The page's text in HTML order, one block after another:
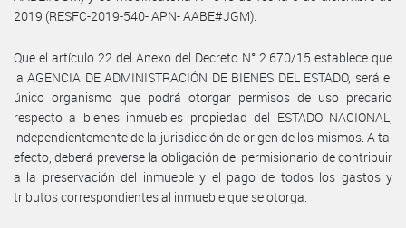
2019 (RESFC-2019-540- APN- AABE#JGM).
Que el artículo 22 del Anexo del Decreto N° 2.670/15 establece que
la AGENCIA DE ADMINISTRACIÓN DE BIENES DEL ESTADO, será el
único organismo que podrá otorgar permisos de uso precario
respecto a bienes inmuebles propiedad del ESTADO NACIONAL,
independientemente de la jurisdicción de origen de los mismos. A tal
efecto, deberá preverse la obligación del permisionario de contribuir
a la preservación del inmueble y el pago de todos los gastos y
tributos correspondientes al inmueble que se otorga.